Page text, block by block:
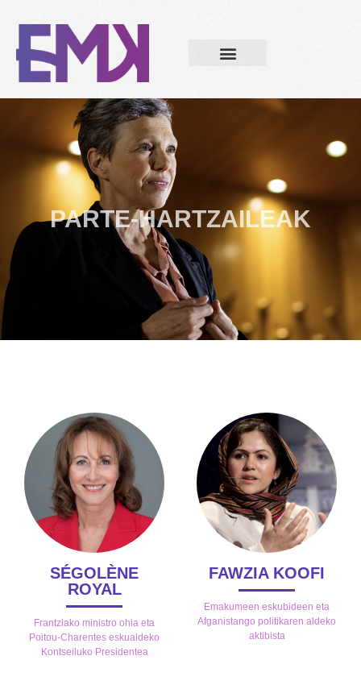
PARTE-HARTZAILEAK
SÉGOLÈNE
ROYAL
Frantziako ministro ohia eta
Poitou-Charentes eskualdeko
Kontseiluko Presidentea
FAWZIA KOOFI
Emakumeen eskubideen eta
Afganistango politikaren aldeko
aktibista